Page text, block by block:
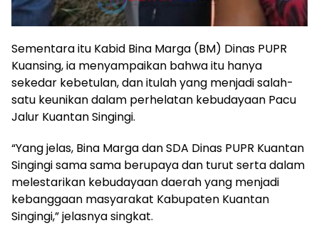
Sementara itu Kabid Bina Marga (BM) Dinas PUPR
Kuansing, ia menyampaikan bahwa itu hanya
sekedar kebetulan, dan itulah yang menjadi salah-
satu keunikan dalam perhelatan kebudayaan Pacu
Jalur Kuantan Singingi.
“Yang jelas, Bina Marga dan SDA Dinas PUPR Kuantan
Singingi sama sama berupaya dan turut serta dalam
melestarikan kebudayaan daerah yang menjadi
kebanggaan masyarakat Kabupaten Kuantan
Singingi,” jelasnya singkat.